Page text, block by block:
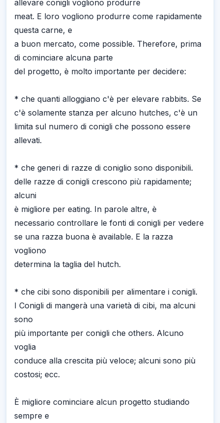
allevare conigli vogliono produrre
meat. E loro vogliono produrre come rapidamente
questa carne, e
a buon mercato, come possible. Therefore, prima
di cominciare alcuna parte
del progetto, è molto importante per decidere:
* che quanti alloggiano c'è per elevare rabbits. Se
c'è solamente stanza per alcuno hutches, c'è un
limita sul numero di conigli che possono essere
allevati.
* che generi di razze di coniglio sono disponibili.
delle razze di conigli crescono più rapidamente;
alcuni
è migliore per eating. In parole altre, è
necessario controllare le fonti di conigli per vedere
se una razza buona è available. E la razza
vogliono
determina la taglia del hutch.
* che cibi sono disponibili per alimentare i conigli.
I Conigli di mangerà una varietà di cibi, ma alcuni
sono
più importante per conigli che others. Alcuno
voglia
conduce alla crescita più veloce; alcuni sono più
costosi; ecc.
È migliore cominciare alcun progetto studiando
sempre e